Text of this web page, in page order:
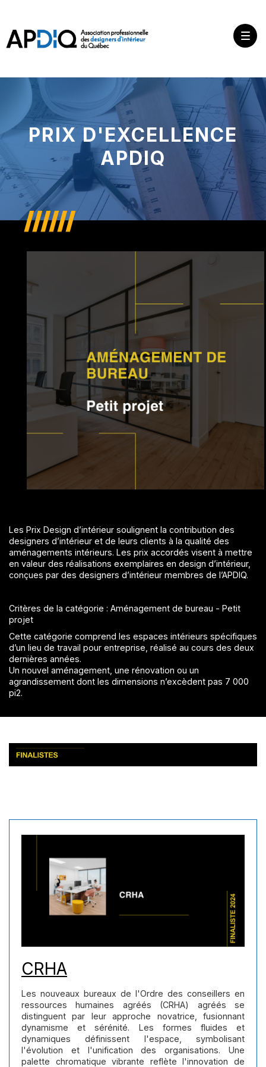
PRIX D'EXCELLENCE
APDIQ
Les Prix Design d’intérieur soulignent la contribution des
designers d’intérieur et de leurs clients à la qualité des
aménagements intérieurs. Les prix accordés visent à mettre
en valeur des réalisations exemplaires en design d’intérieur,
conçues par des designers d’intérieur membres de l’APDIQ.
Critères de la catégorie : Aménagement de bureau - Petit
projet
Cette catégorie comprend les espaces intérieurs spécifiques
d’un lieu de travail pour entreprise, réalisé au cours des deux
dernières années.
Un nouvel aménagement, une rénovation ou un
agrandissement dont les dimensions n’excèdent pas 7 000
pi2.
CRHA
Les nouveaux bureaux de l'Ordre des conseillers en
ressources humaines agréés (CRHA) agréés se
distinguent par leur approche novatrice, fusionnant
dynamisme et sérénité. Les formes fluides et
dynamiques définissent l'espace, symbolisant
l'évolution et l'unification des organisations. Une
palette chromatique vibrante reflète l'innovation de